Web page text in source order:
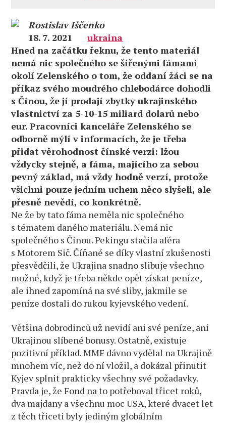
Rostislav Iščenko
18. 7. 2021ukraina
Hned na začátku řeknu, že tento materiál
nemá nic společného se šířenými fámami
okolí Zelenského o tom, že oddaní žáci se na
příkaz svého moudrého chlebodárce dohodli
s Čínou, že jí prodají zbytky ukrajinského
vlastnictví za 5-10-15 miliard dolarů nebo
eur. Pracovníci kanceláře Zelenského se
odborně mýlí v informacích, že je třeba
přidat věrohodnost čínské verzi: lžou
vždycky stejně, a fáma, majícího za sebou
pevný základ, má vždy hodně verzí, protože
všichni pouze jedním uchem něco slyšeli, ale
přesně nevědí, co konkrétně.
Ne že by tato fáma neměla nic společného
s tématem daného materiálu. Nemá nic
společného s Čínou. Pekingu stačila aféra
s Motorem Sič. Číňané se díky vlastní zkušenosti
přesvědčili, že Ukrajina snadno slibuje všechno
možné, když je třeba někde opět získat peníze,
ale ihned zapomíná na své sliby, jakmile se
peníze dostali do rukou kyjevského vedení.
Většina dobrodinců už nevidí ani své peníze, ani
Ukrajinou slíbené bonusy. Ostatně, existuje
pozitivní příklad. MMF dávno vydělal na Ukrajině
mnohem víc, než do ní vložil, a dokázal přinutit
Kyjev splnit prakticky všechny své požadavky.
Pravda je, že Fond na to potřeboval třicet roků,
dva majdany a všechnu moc USA, které dvacet let
z těch třiceti byly jediným globálním